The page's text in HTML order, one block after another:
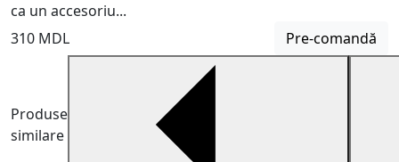
ca un accesoriu...
310 MDL
Pre-comandă
Produse
similare